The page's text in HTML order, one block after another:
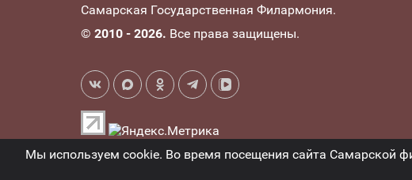
Самарская Государственная Филармония.
© 2010 - 2026. Все права защищены.
Мы используем cookie. Во время посещения сайта Самарской